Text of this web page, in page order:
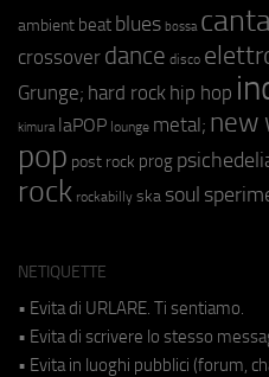
ambient beat blues bossa
crossover dance disco
Grunge; hard rock hip hop
kimura laPOP lounge metal; new
pop post rock prog
rock rockabilly ska soul
NETIQUETTE
• Evita di URLARE. Ti sentiamo.
• Evita di scrivere lo stesso
• Evita in luoghi pubblici (forum,